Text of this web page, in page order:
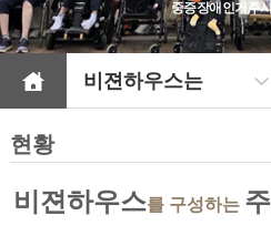
중증장애인거주
비젼하우스는
현황
비젼하우스를 구성하는